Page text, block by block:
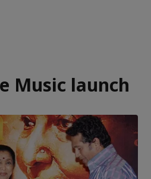
Music launch